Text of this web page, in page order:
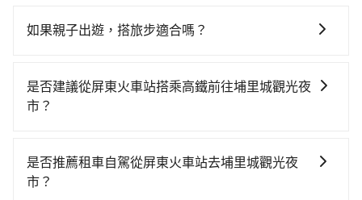
30吋的行李箱，但如有大件行李、衝浪板、樂器、廣告
遮住司機視線、不會破壞車體、不影響行車安全，會讓
乘客盡量塞、盡量放。在預定前，建議先丈量好尺寸，
如果親子出遊，搭旅步適合嗎？
椅及兒童用增高墊供您選購(租借300元/個)，讓您和孩子
出遊時安全更有保障。
是否建議從屏東火車站搭乘高鐵前往埔里城觀光夜
市？
貴、費時，且難叫計程車前往高鐵站！從最早05:50一直
到22:55，左營-台中一天最多有90班次高鐵可搭乘。假
是否推薦租車自駕從屏東火車站去埔里城觀光夜
市？